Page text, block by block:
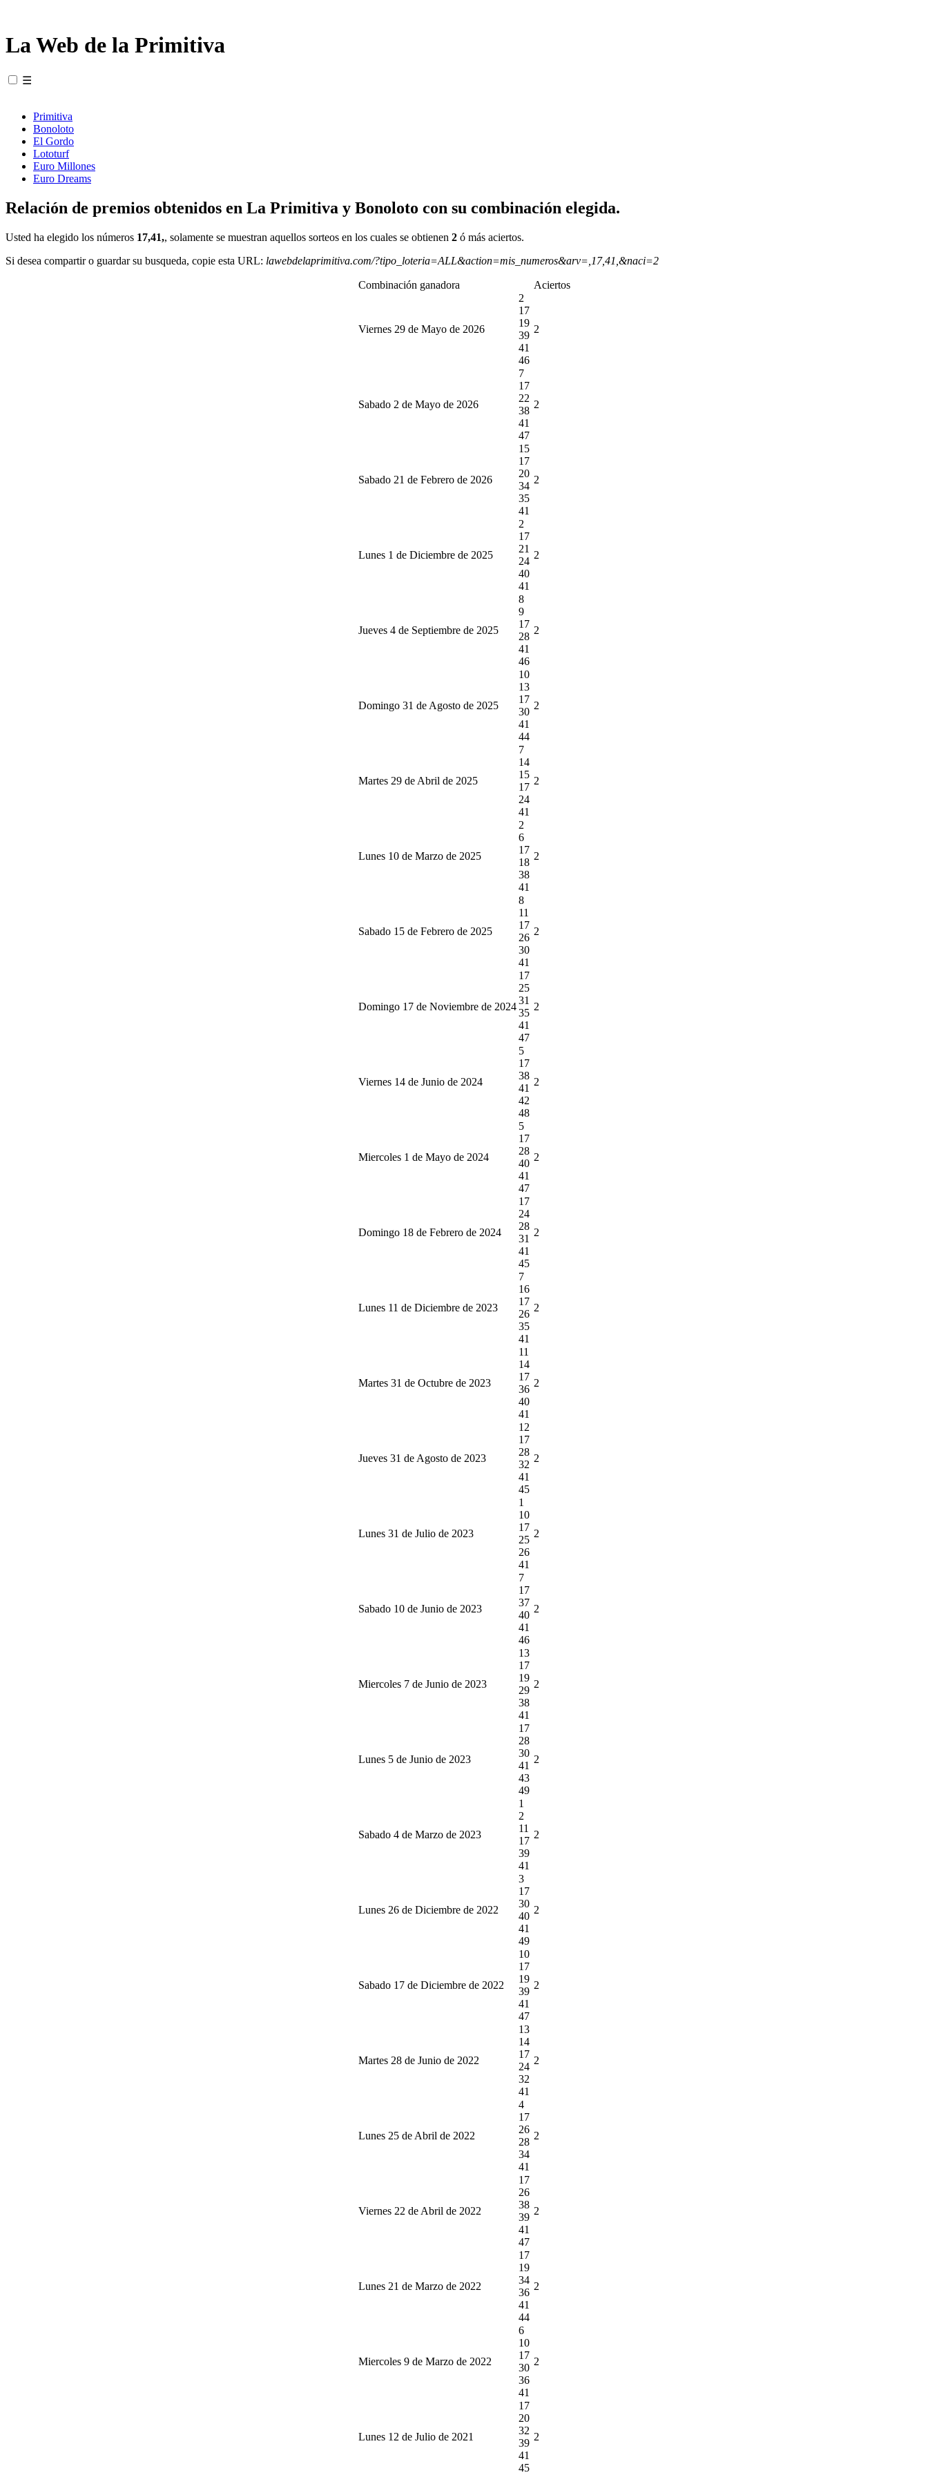
La Web de la Primitiva
☰
Primitiva
Bonoloto
El Gordo
Lototurf
Euro Millones
Euro Dreams
Relación de premios obtenidos en La Primitiva y Bonoloto con su combinación elegida.
Usted ha elegido los números 17,41,, solamente se muestran aquellos sorteos en los cuales se obtienen 2 ó más aciertos.
Si desea compartir o guardar su busqueda, copie esta URL: lawebdelaprimitiva.com/?tipo_loteria=ALL&action=mis_numeros&arv=,17,41,&naci=2
Combinación ganadora Aciertos
Viernes 29 de Mayo de 2026
2
17
19
39
41
46
2
Sabado 2 de Mayo de 2026
7
17
22
38
41
47
2
Sabado 21 de Febrero de 2026
15
17
20
34
35
41
2
Lunes 1 de Diciembre de 2025
2
17
21
24
40
41
2
Jueves 4 de Septiembre de 2025
8
9
17
28
41
46
2
Domingo 31 de Agosto de 2025
10
13
17
30
41
44
2
Martes 29 de Abril de 2025
7
14
15
17
24
41
2
Lunes 10 de Marzo de 2025
2
6
17
18
38
41
2
Sabado 15 de Febrero de 2025
8
11
17
26
30
41
2
Domingo 17 de Noviembre de 2024
17
25
31
35
41
47
2
Viernes 14 de Junio de 2024
5
17
38
41
42
48
2
Miercoles 1 de Mayo de 2024
5
17
28
40
41
47
2
Domingo 18 de Febrero de 2024
17
24
28
31
41
45
2
Lunes 11 de Diciembre de 2023
7
16
17
26
35
41
2
Martes 31 de Octubre de 2023
11
14
17
36
40
41
2
Jueves 31 de Agosto de 2023
12
17
28
32
41
45
2
Lunes 31 de Julio de 2023
1
10
17
25
26
41
2
Sabado 10 de Junio de 2023
7
17
37
40
41
46
2
Miercoles 7 de Junio de 2023
13
17
19
29
38
41
2
Lunes 5 de Junio de 2023
17
28
30
41
43
49
2
Sabado 4 de Marzo de 2023
1
2
11
17
39
41
2
Lunes 26 de Diciembre de 2022
3
17
30
40
41
49
2
Sabado 17 de Diciembre de 2022
10
17
19
39
41
47
2
Martes 28 de Junio de 2022
13
14
17
24
32
41
2
Lunes 25 de Abril de 2022
4
17
26
28
34
41
2
Viernes 22 de Abril de 2022
17
26
38
39
41
47
2
Lunes 21 de Marzo de 2022
17
19
34
36
41
44
2
Miercoles 9 de Marzo de 2022
6
10
17
30
36
41
2
Lunes 12 de Julio de 2021
17
20
32
39
41
45
2